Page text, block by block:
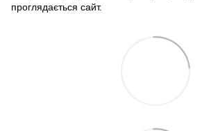
проглядається сайт.